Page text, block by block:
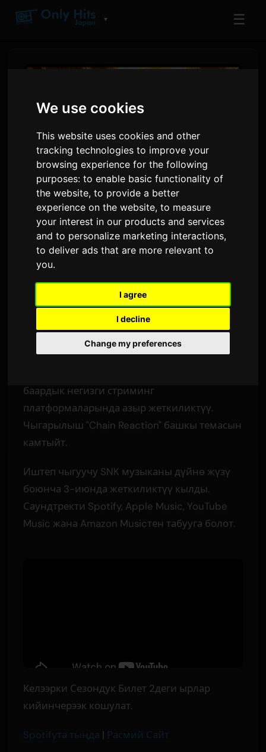
We use cookies
This website uses cookies and other
tracking technologies to improve your
browsing experience for the following
purposes:to enable basic functionality of
the website,to provide a better
experience on the website,to measure
your interest in our products and services
and to personalize marketing interactions,
to deliver ads that are more relevant to
you.
I agree
I decline
Change my preferences
▼ ☰
FATAL FURY: City of the
Wolves Саундтректи
Баардык Стреминг
Кызматтарында
3 июнь 2026
Англисчеден которулган
Боевик оюнунунFATAL FURY: City of the
баардык негизги стриминг
платформаларында азыр жеткиликтүү.
Чыгарылыш "Chain Reaction" башкы темасын
камтыйт.
Иштеп чыгуучу SNK музыканы дүйнө жүзү
боюнча 3-июнда жеткиликтүү кылды.
Саундтректи Spotify, Apple Music, YouTube
Music жана Amazon Musicтен табууга болот.
Келээрки Сезондук Билет 2деги ырлар
кийинчерээк кошулат.
Spotifyта тыңда | Расмий Сайт